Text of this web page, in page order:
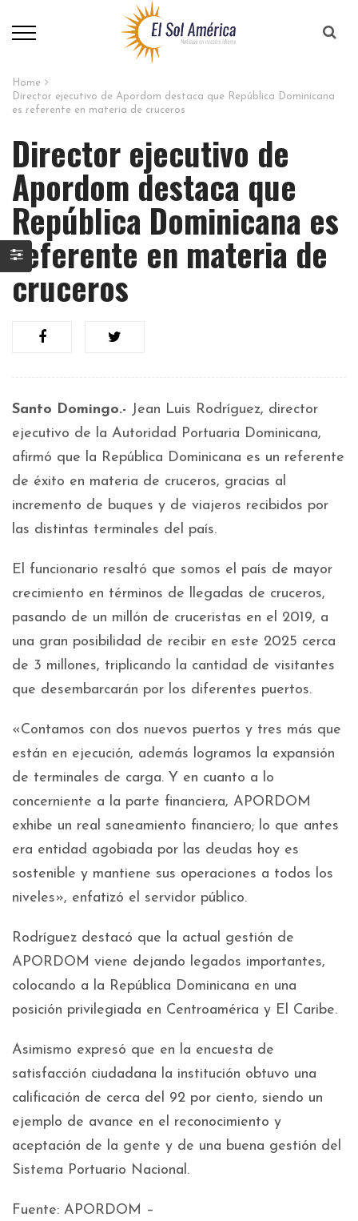
Home
Director ejecutivo de Apordom destaca que República Dominicana
es referente en materia de cruceros
Director ejecutivo de
Apordom destaca que
República Dominicana es
referente en materia de
cruceros
Santo Domingo.- Jean Luis Rodríguez, director
ejecutivo de la Autoridad Portuaria Dominicana,
afirmó que la República Dominicana es un referente
de éxito en materia de cruceros, gracias al
incremento de buques y de viajeros recibidos por
las distintas terminales del país.
El funcionario resaltó que somos el país de mayor
crecimiento en términos de llegadas de cruceros,
pasando de un millón de cruceristas en el 2019, a
una gran posibilidad de recibir en este 2025 cerca
de 3 millones, triplicando la cantidad de visitantes
que desembarcarán por los diferentes puertos.
«Contamos con dos nuevos puertos y tres más que
están en ejecución, además logramos la expansión
de terminales de carga. Y en cuanto a lo
concerniente a la parte financiera, APORDOM
exhibe un real saneamiento financiero; lo que antes
era entidad agobiada por las deudas hoy es
sostenible y mantiene sus operaciones a todos los
niveles», enfatizó el servidor público.
Rodríguez destacó que la actual gestión de
APORDOM viene dejando legados importantes,
colocando a la República Dominicana en una
posición privilegiada en Centroamérica y El Caribe.
Asimismo expresó que en la encuesta de
satisfacción ciudadana la institución obtuvo una
calificación de cerca del 92 por ciento, siendo un
ejemplo de avance en el reconocimiento y
aceptación de la gente y de una buena gestión del
Sistema Portuario Nacional.
Fuente: APORDOM –